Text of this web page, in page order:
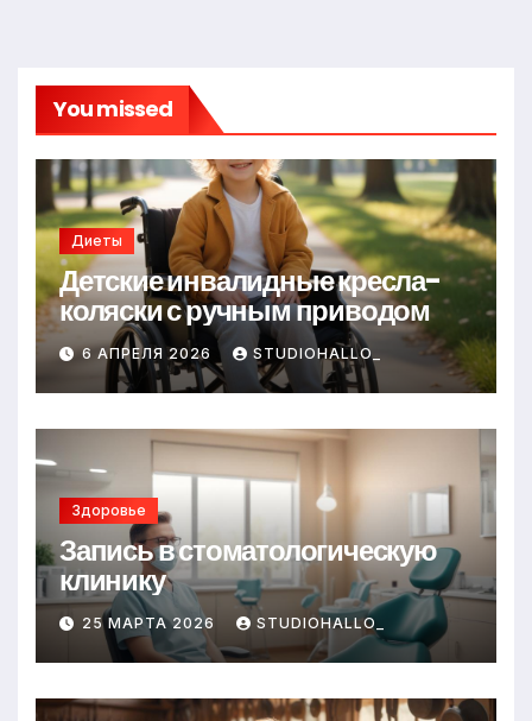
You missed
Диеты
Детские инвалидные кресла-
коляски с ручным приводом
6 АПРЕЛЯ 2026 STUDIOHALLO_
Здоровье
Запись в стоматологическую
клинику
25 МАРТА 2026 STUDIOHALLO_